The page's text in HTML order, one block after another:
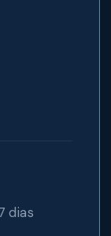
dias